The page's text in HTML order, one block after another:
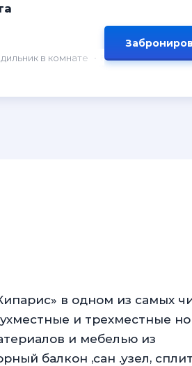
в комнате
Балкон
в одном из самых
и трехместные
и мебелью из
балкон ,сан .узел, сплит